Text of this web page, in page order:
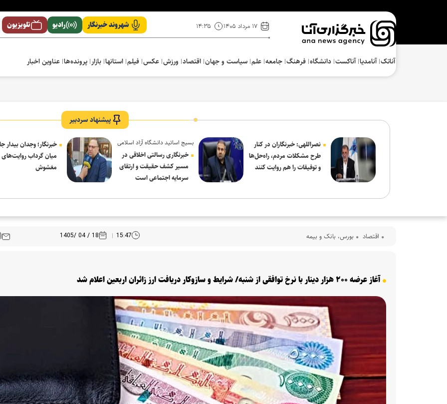
۱۷ مرداد ۱۴۰۵ ۱۴:۳۵ شهروند خبرنگار رادیو تلویزیون
آناتک آنامدیا آناکست دانشگاه فرهنگ‌ جامعه علم سیاست و جهان اقتصاد ورزش عکس فیلم استانها بازار پرونده‌ها عناوین اخبار
پیشنهاد سردبیر
نصراللهی: خبرنگاران در کنار
طرح مشکلات مردم، راه‌حل‌ها
و توفیقات را هم روایت کنند
بسیج اساتید دانشگاه آزاد اسلامی
در پیام روز خبرنگار:
خبرنگاری رسالتی اخلاقی در
مسیر کشف حقیقت و ارتقای
سرمایه اجتماعی است
خبرنگار؛ وجدان بیدار
میان گرداب روایت‌های
مغشوش
اقتصاد بورس، بانک و بیمه 15:47
18 / 04 /1405
آغاز عرضه ۲۰۰ هزار دینار با نرخ توافقی از شنبه/ شرایط و سازوکار دریافت ارز زائران اربعین اعلام شد